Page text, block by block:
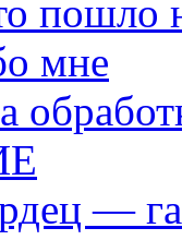
пошло
мне
—